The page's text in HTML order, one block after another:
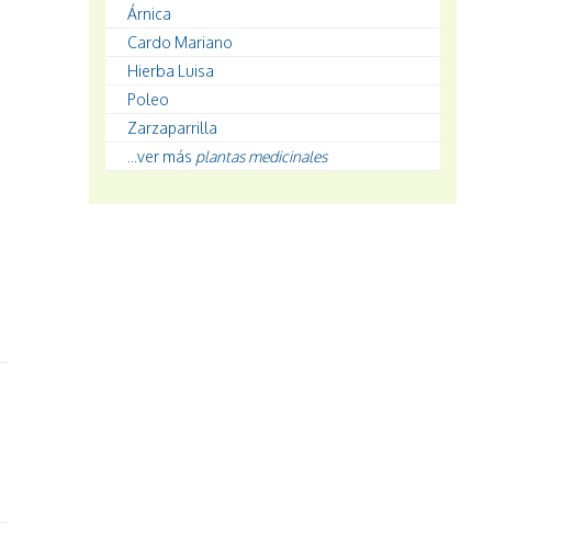
Árnica
Cardo Mariano
Hierba Luisa
Poleo
Zarzaparrilla
...ver más plantas medicinales